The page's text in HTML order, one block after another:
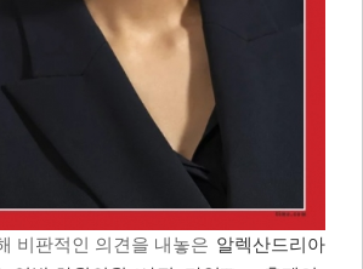
비판적인 의견을 내놓은 알렉산드리아